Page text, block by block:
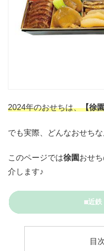
2024年のおせちは、【徐
でも実際、どんなおせちな
このページでは徐園おせ
介します♪
近鉄
目